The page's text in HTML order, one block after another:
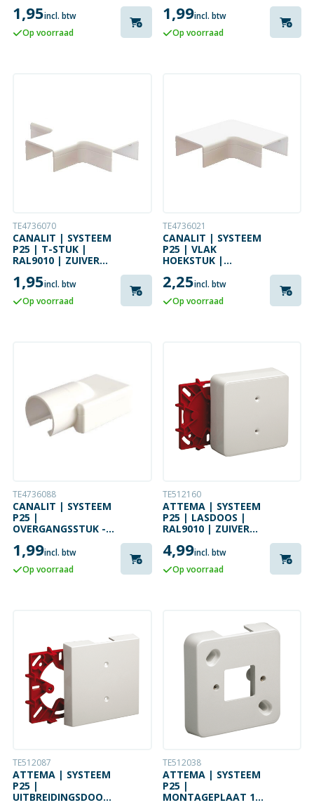
1,95incl. btw
Op voorraad
1,99incl. btw
Op voorraad
TE4736070
CANALIT | SYSTEEM
P25 | T-STUK |
RAL9010 | ZUIVER
1,95incl. btw
Op voorraad
TE4736021
CANALIT | SYSTEEM
P25 | VLAK
HOEKSTUK |
WIT
2,25incl. btw
Op voorraad
TE4736088
CANALIT | SYSTEEM
P25 |
OVERGANGSSTUK -
RAL9010 | ZUIVER
1,99incl. btw
Op voorraad
TE512160
ATTEMA | SYSTEEM
P25 | LASDOOS |
RAL9010 | ZUIVER
4,99incl. btw
Op voorraad
TE512087
ATTEMA | SYSTEEM
P25 |
UITBREIDINGSDOOS
TE512038
ATTEMA | SYSTEEM
P25 |
MONTAGEPLAAT 1V